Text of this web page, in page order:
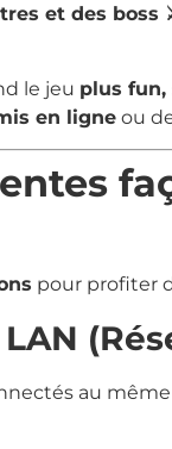
et des boss
le jeu plus
en ligne ou
pour profiter
au même